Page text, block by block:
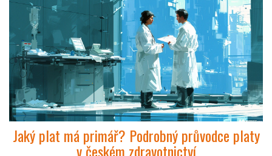
Jaký plat má primář? Podrobný průvodce platy
v českém zdravotnictví